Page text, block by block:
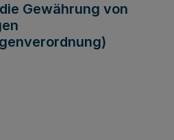
Gewährung von